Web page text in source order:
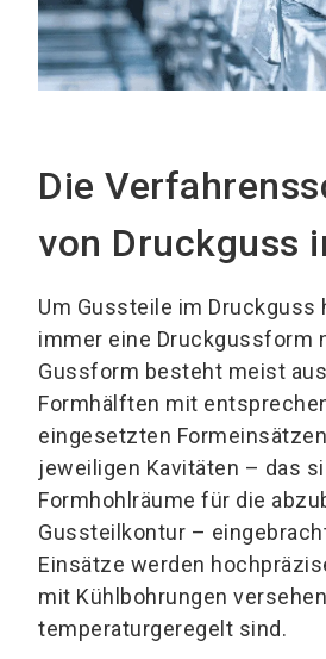
Die
von Druckguss
Um Gussteile im
immer eine Druckgussform
Gussform besteht meist
Formhälften mit
eingesetzten
jeweiligen Kavitäten – das
Formhohlräume für die
Gussteilkontur –
Einsätze werden
mit Kühlbohrungen
temperaturgeregelt sind.